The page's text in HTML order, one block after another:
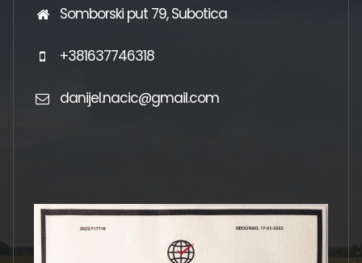
Somborski put 79, Subotica
+381637746318
danijel.nacic@gmail.com